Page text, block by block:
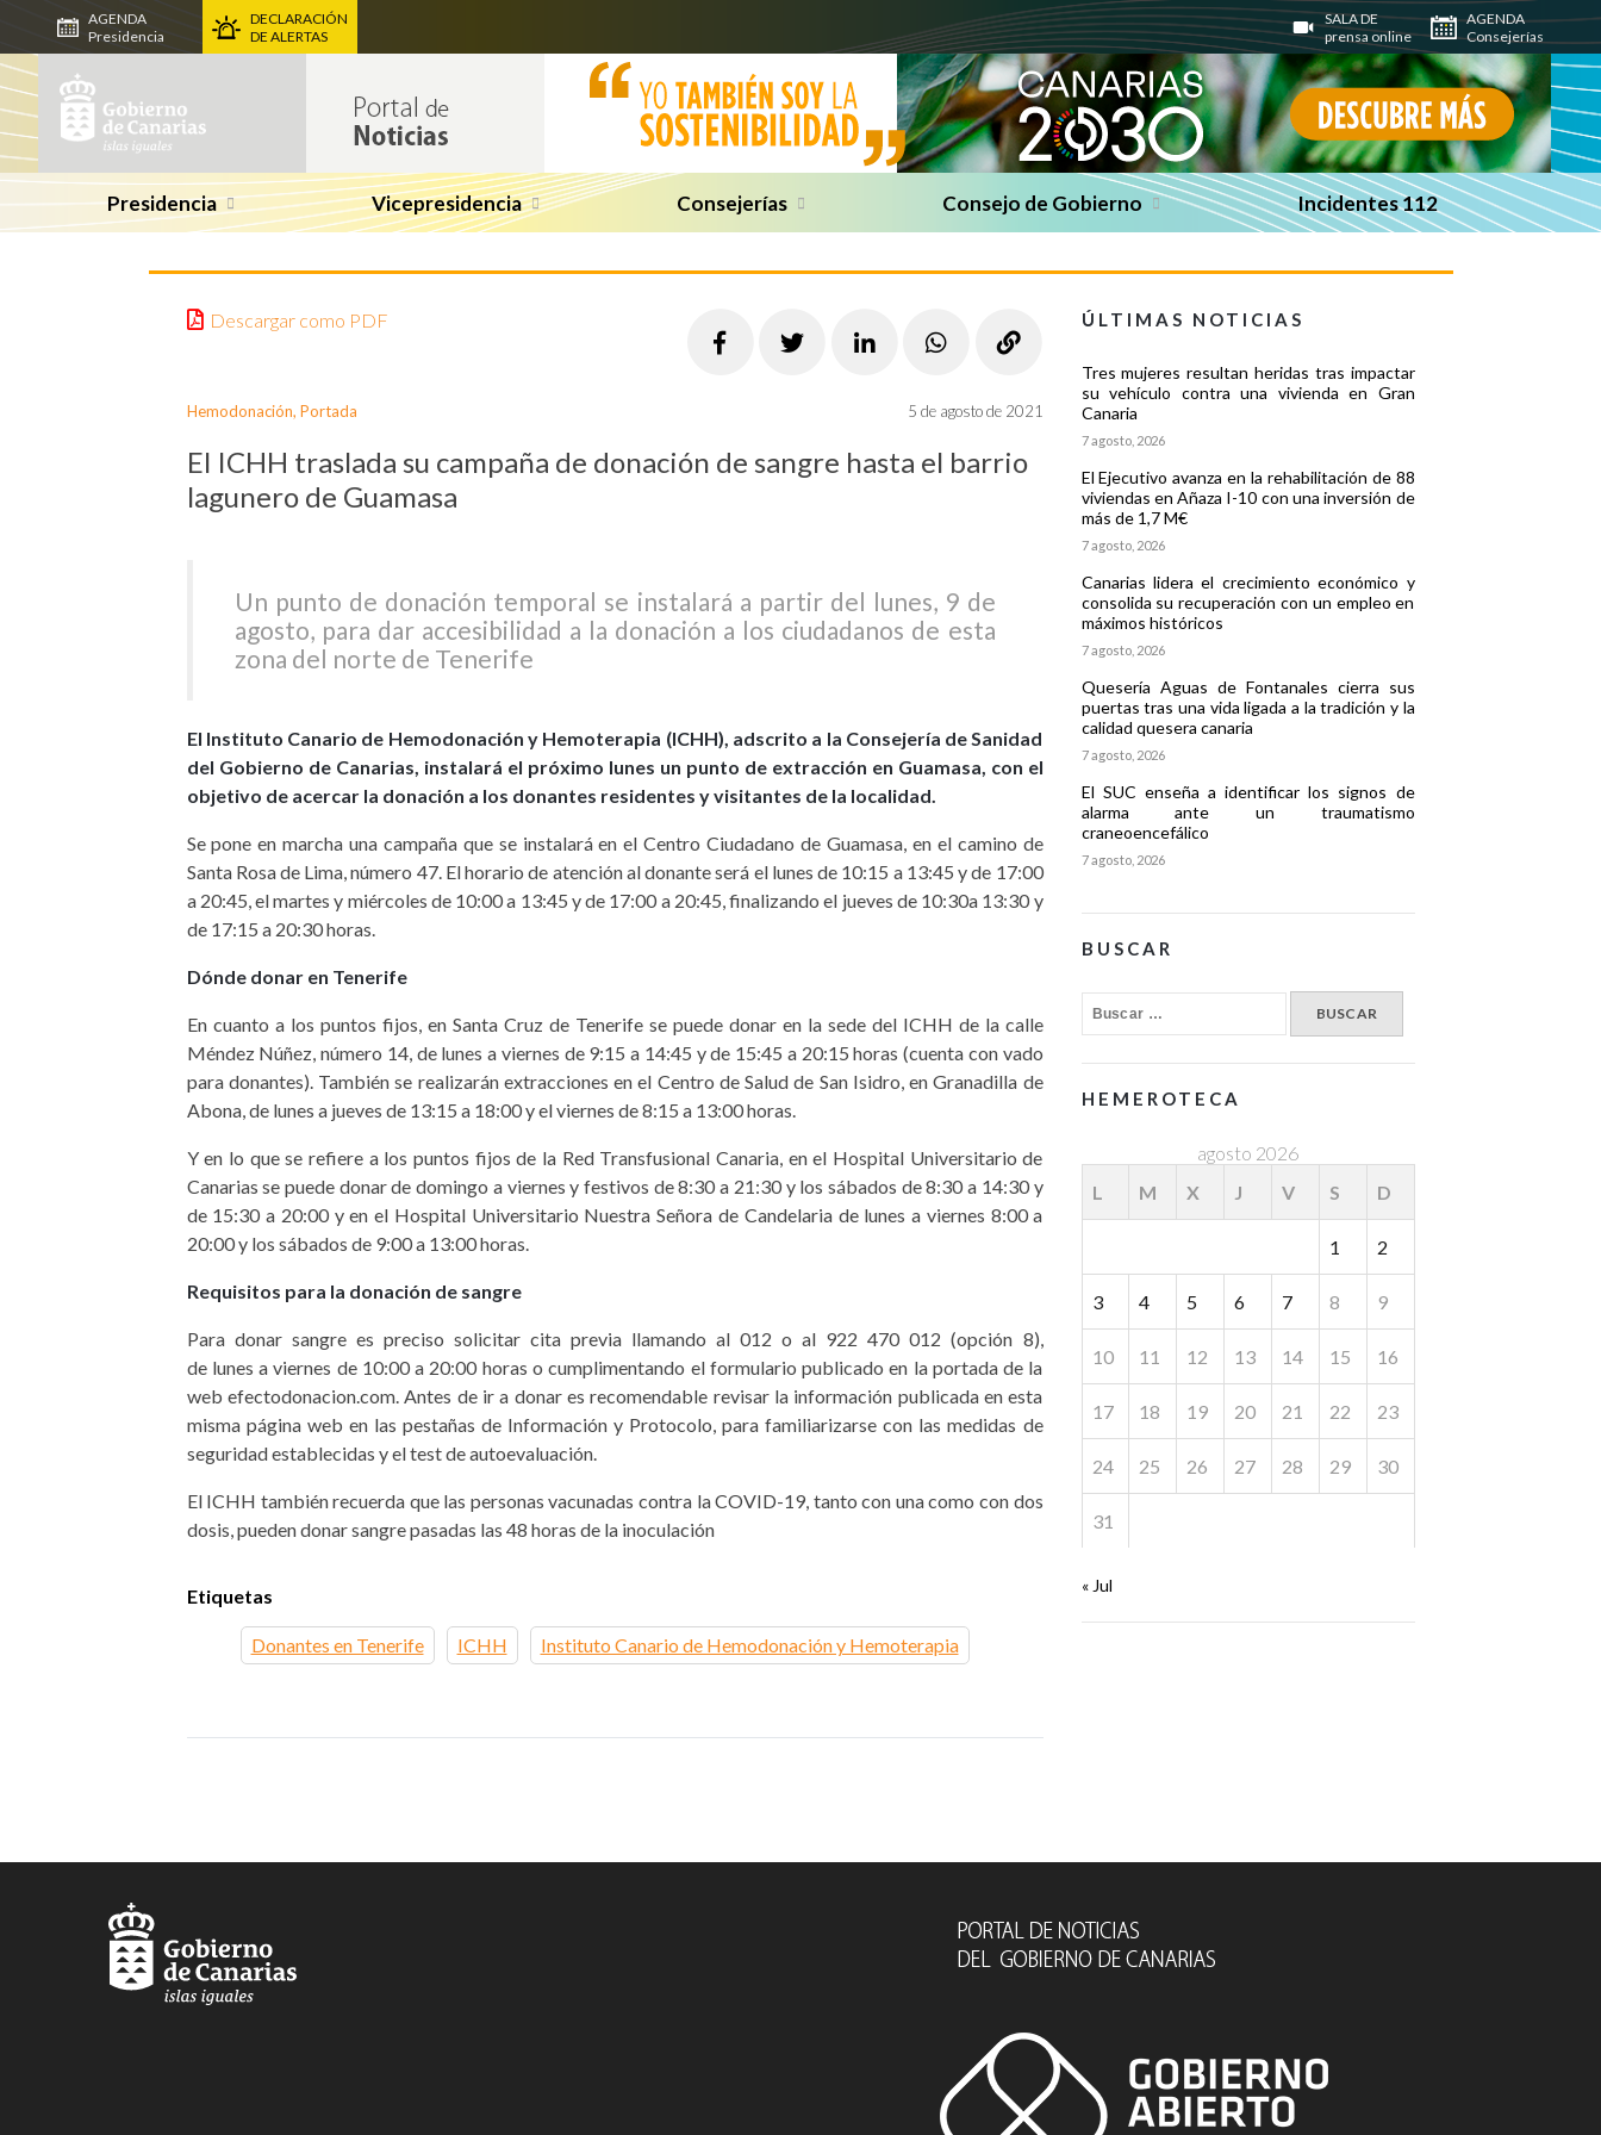
AGENDA
Presidencia
DECLARACIÓN
DE ALERTAS
SALA DE
prensa online
AGENDA
Consejerías
Presidencia Vicepresidencia Consejerías Consejo de Gobierno Incidentes 112
Descargar como PDF
Hemodonación, Portada 5 de agosto de 2021
El ICHH traslada su campaña de donación de sangre hasta el barrio
lagunero de Guamasa
Un punto de donación temporal se instalará a partir del lunes, 9 de
agosto, para dar accesibilidad a la donación a los ciudadanos de esta
zona del norte de Tenerife
El Instituto Canario de Hemodonación y Hemoterapia (ICHH), adscrito a la Consejería de Sanidad
del Gobierno de Canarias, instalará el próximo lunes un punto de extracción en Guamasa, con el
objetivo de acercar la donación a los donantes residentes y visitantes de la localidad.
Se pone en marcha una campaña que se instalará en el Centro Ciudadano de Guamasa, en el camino de
Santa Rosa de Lima, número 47. El horario de atención al donante será el lunes de 10:15 a 13:45 y de 17:00
a 20:45, el martes y miércoles de 10:00 a 13:45 y de 17:00 a 20:45, finalizando el jueves de 10:30a 13:30 y
de 17:15 a 20:30 horas.
Dónde donar en Tenerife
En cuanto a los puntos fijos, en Santa Cruz de Tenerife se puede donar en la sede del ICHH de la calle
Méndez Núñez, número 14, de lunes a viernes de 9:15 a 14:45 y de 15:45 a 20:15 horas (cuenta con vado
para donantes). También se realizarán extracciones en el Centro de Salud de San Isidro, en Granadilla de
Abona, de lunes a jueves de 13:15 a 18:00 y el viernes de 8:15 a 13:00 horas.
Y en lo que se refiere a los puntos fijos de la Red Transfusional Canaria, en el Hospital Universitario de
Canarias se puede donar de domingo a viernes y festivos de 8:30 a 21:30 y los sábados de 8:30 a 14:30 y
de 15:30 a 20:00 y en el Hospital Universitario Nuestra Señora de Candelaria de lunes a viernes 8:00 a
20:00 y los sábados de 9:00 a 13:00 horas.
Requisitos para la donación de sangre
Para donar sangre es preciso solicitar cita previa llamando al 012 o al 922 470 012 (opción 8),
de lunes a viernes de 10:00 a 20:00 horas o cumplimentando el formulario publicado en la portada de la
web efectodonacion.com. Antes de ir a donar es recomendable revisar la información publicada en esta
misma página web en las pestañas de Información y Protocolo, para familiarizarse con las medidas de
seguridad establecidas y el test de autoevaluación.
El ICHH también recuerda que las personas vacunadas contra la COVID-19, tanto con una como con dos
dosis, pueden donar sangre pasadas las 48 horas de la inoculación
Etiquetas
Donantes en Tenerife ICHH Instituto Canario de Hemodonación y Hemoterapia
ÚLTIMAS NOTICIAS
Tres mujeres resultan heridas tras impactar
su vehículo contra una vivienda en Gran
Canaria
7 agosto, 2026
El Ejecutivo avanza en la rehabilitación de 88
viviendas en Añaza I-10 con una inversión de
más de 1,7 M€
7 agosto, 2026
Canarias lidera el crecimiento económico y
consolida su recuperación con un empleo en
máximos históricos
7 agosto, 2026
Quesería Aguas de Fontanales cierra sus
puertas tras una vida ligada a la tradición y la
calidad quesera canaria
7 agosto, 2026
El SUC enseña a identificar los signos de
alarma ante un traumatismo
craneoencefálico
7 agosto, 2026
BUSCAR
HEMEROTECA
agosto 2026
L
M X J V S D
1 2
3 4 5 6 7 8 9
10 11 12 13 14 15 16
17 18 19 20 21 22 23
24 25 26 27 28 29 30
31
« Jul